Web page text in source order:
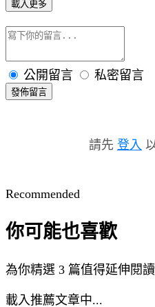
載入更多
公開留言 私密留言
發佈留言
請先 登入
Recommended
你可能也喜歡
為你精選 3 篇值得延伸閱
載入推薦文章中...